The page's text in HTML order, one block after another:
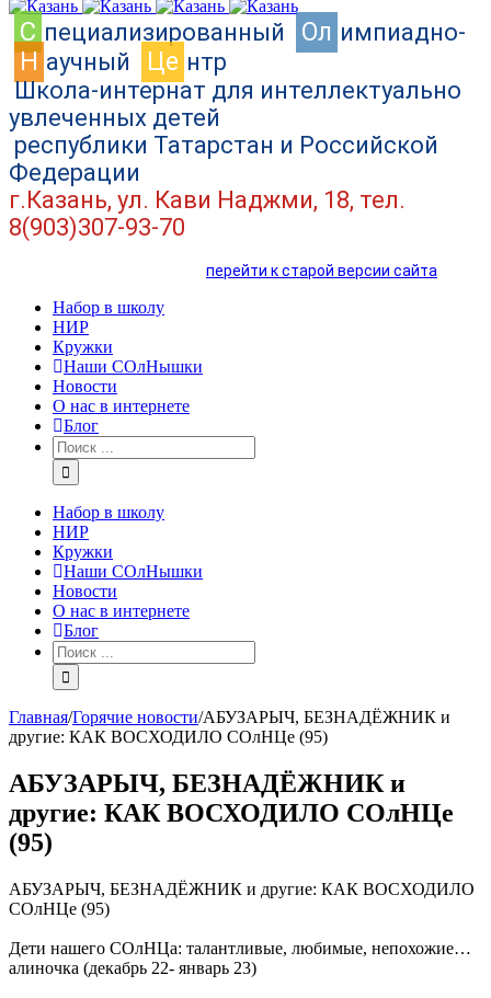
C пециализированный Ол импиадно-
Н аучный Це нтр
Школа-интернат для интеллектуально
увлеченных детей
республики Татарстан и Российской
Федерации
г.Казань, ул. Кави Наджми, 18, тел.
8(903)307-93-70
перейти к старой версии сайта
Набор в школу
НИР
Кружки
Наши СОлНышки
Новости
О нас в интернете
Блог
Набор в школу
НИР
Кружки
Наши СОлНышки
Новости
О нас в интернете
Блог
Главная/Горячие новости/АБУЗАРЫЧ, БЕЗНАДЁЖНИК и
другие: КАК ВОСХОДИЛО СОлНЦе (95)
АБУЗАРЫЧ, БЕЗНАДЁЖНИК и
другие: КАК ВОСХОДИЛО СОлНЦе
(95)
АБУЗАРЫЧ, БЕЗНАДЁЖНИК и другие: КАК ВОСХОДИЛО
СОлНЦе (95)
Дети нашего СОлНЦа: талантливые, любимые, непохожие…
алиночка (декабрь 22- январь 23)